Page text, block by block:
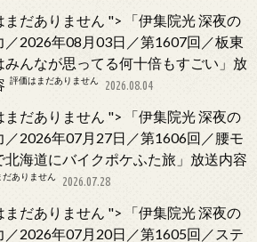
まだありません ">
「伊集院光 深夜の
／2026年08月03日／第1607回／板東
みんなが思ってる何十倍もすごい」放
評価はまだありません 2026.08.04
まだありません ">
「伊集院光 深夜の
／2026年07月27日／第1606回／腰モ
北海道にバイクポケふた旅」放送内容
だありません 2026.07.28
まだありません ">
「伊集院光 深夜の
／2026年07月20日／第1605回／ステ